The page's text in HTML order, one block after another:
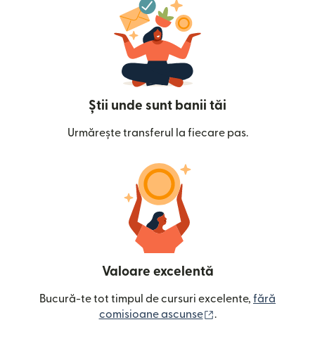
Știi unde sunt banii tăi
Urmărește transferul la fiecare pas.
Valoare excelentă
Bucură-te tot timpul de cursuri excelente, fără
comisioane ascunse
.